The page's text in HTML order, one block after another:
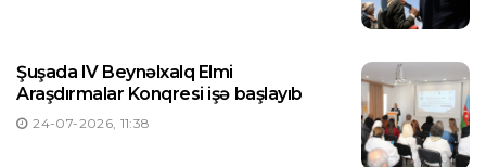
Şuşada IV Beynəlxalq Elmi
Araşdırmalar Konqresi işə başlayıb
24-07-2026, 11:38